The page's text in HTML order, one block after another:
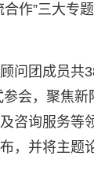
作”三大专
问团成员共
参会，聚焦
咨询服务等
，并将主题